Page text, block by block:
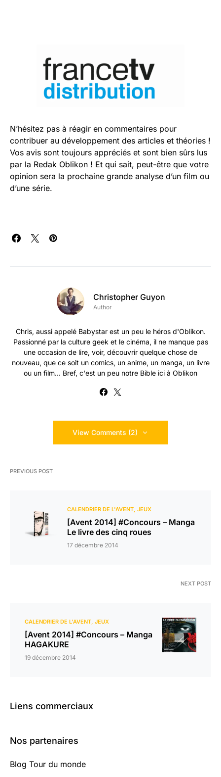
N’hésitez pas à réagir en commentaires pour
contribuer au développement des articles et théories !
Vos avis sont toujours appréciés et sont bien sûrs lus
par la Redak Oblikon ! Et qui sait, peut-être que votre
opinion sera la prochaine grande analyse d’un film ou
d’une série.
Christopher Guyon
Author
Chris, aussi appelé Babystar est un peu le héros d'Oblikon.
Passionné par la culture geek et le cinéma, il ne manque pas
une occasion de lire, voir, découvrir quelque chose de
nouveau, que ce soit un comics, un anime, un manga, un livre
ou un film... Bref, c'est un peu notre Bible ici à Oblikon
View Comments (2)
PREVIOUS POST
CALENDRIER DE L'AVENT JEUX
[Avent 2014] #Concours – Manga
Le livre des cinq roues
17 décembre 2014
NEXT POST
CALENDRIER DE L'AVENT JEUX
[Avent 2014] #Concours – Manga
HAGAKURE
19 décembre 2014
Liens commerciaux
Nos partenaires
Blog Tour du monde